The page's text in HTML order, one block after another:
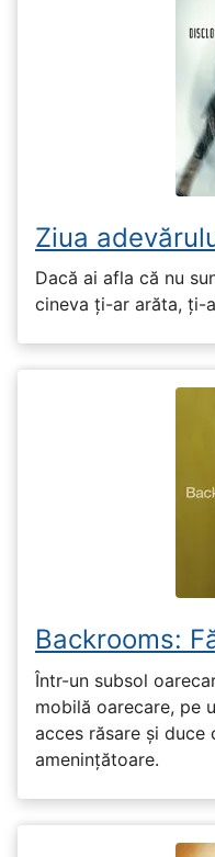
Ziua
Dacă ai afla că nu
cineva ți-ar arăta, ți-
Backrooms:
Într-un subsol
mobilă oarecare, pe
acces răsare și
amenințătoare.